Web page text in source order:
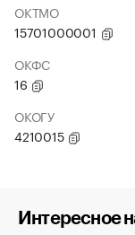
ОКТМО
15701000001
ОКФС
16
ОКОГУ
4210015
Интересное